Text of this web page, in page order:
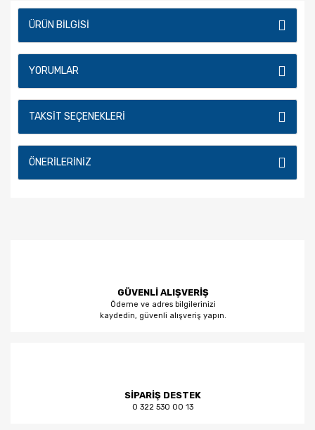
ÜRÜN BILGISI
YORUMLAR
TAKSIT SEÇENEKLERI
ÖNERILERINIZ
GÜVENLİ ALIŞVERİŞ
Ödeme ve adres bilgilerinizi
kaydedin, güvenli alışveriş yapın.
SİPARİŞ DESTEK
0 322 530 00 13